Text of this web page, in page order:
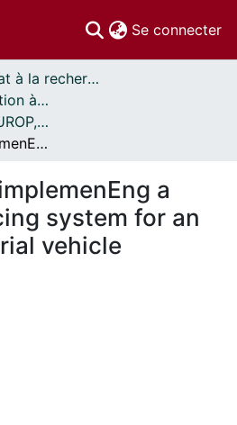
Se connecter
Vice-rectorat à la recherche // Office of the V-P, Research
Programme d’initiation à la recherche au premier cycle (PIRPC) // Undergraduate Research Opportunity Program (UROP)
PIRPC, 2014-15 // UROP, 2014-15
Feasibility of implemenEng a laser-­‐distancing system for an unmanned aerial vehicle
a
system for an
vehicle